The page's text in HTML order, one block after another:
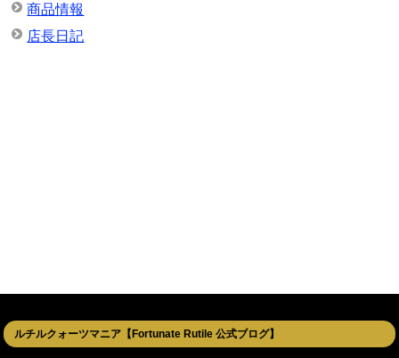
商品情報
店長日記
ルチルクォーツマニア【Fortunate Rutile 公式ブログ】